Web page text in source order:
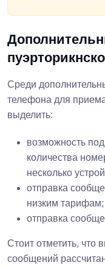
Среди
телефона для
выделить:
возможность
количества
несколько
отправка
низким тарифам;
отправка
Стоит отметить, что
сообщений